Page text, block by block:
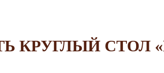
КРУГЛЫЙ СТОЛ